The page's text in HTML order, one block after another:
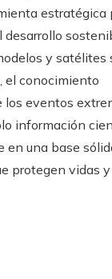
estratégica
desarrollo
y satélites
el conocimiento
los eventos
información
en una base
protegen vidas y